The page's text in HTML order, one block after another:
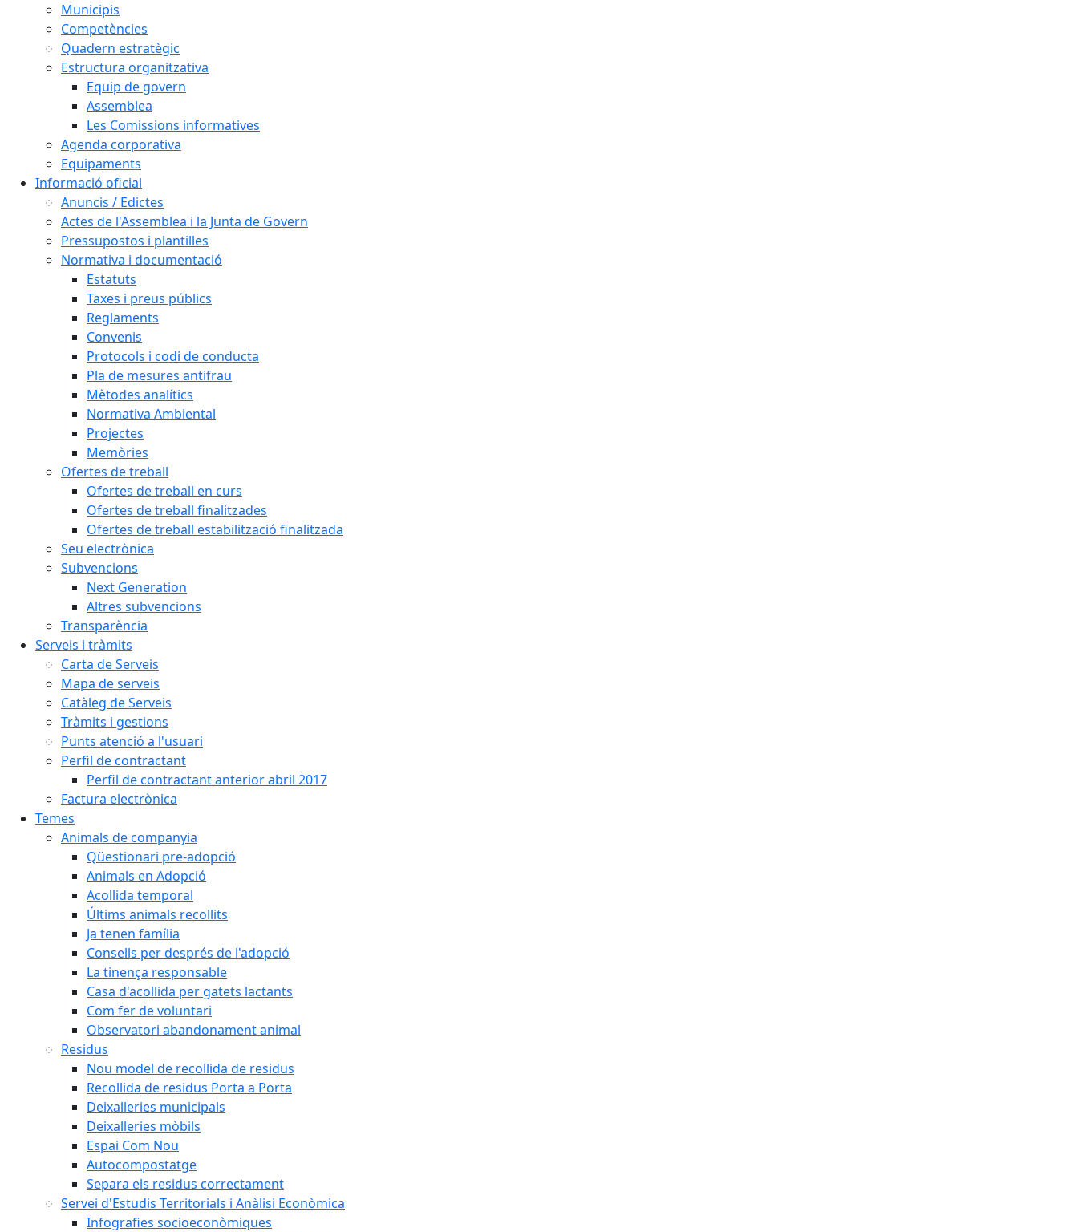
Municipis
Competències
Quadern estratègic
Estructura organitzativa
Equip de govern
Assemblea
Les Comissions informatives
Agenda corporativa
Equipaments
Informació oficial
Anuncis / Edictes
Actes de l'Assemblea i la Junta de Govern
Pressupostos i plantilles
Normativa i documentació
Estatuts
Taxes i preus públics
Reglaments
Convenis
Protocols i codi de conducta
Pla de mesures antifrau
Mètodes analítics
Normativa Ambiental
Projectes
Memòries
Ofertes de treball
Ofertes de treball en curs
Ofertes de treball finalitzades
Ofertes de treball estabilització finalitzada
Seu electrònica
Subvencions
Next Generation
Altres subvencions
Transparència
Serveis i tràmits
Carta de Serveis
Mapa de serveis
Catàleg de Serveis
Tràmits i gestions
Punts atenció a l'usuari
Perfil de contractant
Perfil de contractant anterior abril 2017
Factura electrònica
Temes
Animals de companyia
Qüestionari pre-adopció
Animals en Adopció
Acollida temporal
Últims animals recollits
Ja tenen família
Consells per després de l'adopció
La tinença responsable
Casa d'acollida per gatets lactants
Com fer de voluntari
Observatori abandonament animal
Residus
Nou model de recollida de residus
Recollida de residus Porta a Porta
Deixalleries municipals
Deixalleries mòbils
Espai Com Nou
Autocompostatge
Separa els residus correctament
Servei d'Estudis Territorials i Anàlisi Econòmica
Infografies socioeconòmiques